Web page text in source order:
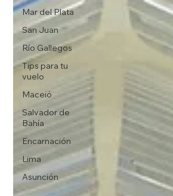
Mar del Plata
San Juan
Río Gallegos
Tips para tu
vuelo
Maceió
Salvador de
Bahía
Encarnación
Lima
Asunción